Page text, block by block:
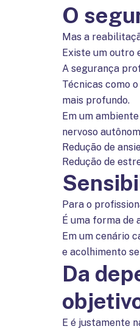
O
Mas a
Existe um outro
A segurança
Técnicas como o
mais profundo.
Em um
nervoso
Redução de
Redução de
Para o
É uma forma de
Em um cenário
e acolhimento
Da
E é justamente